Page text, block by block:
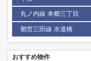
丸ノ内線 本郷三丁目
都営三田線 水道橋
おすすめ物件